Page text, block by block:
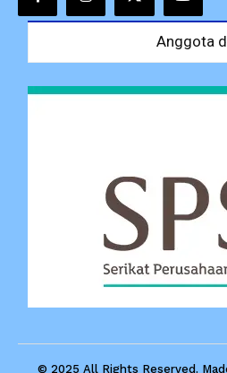
Anggota
© 2025 All Rights Reserved.